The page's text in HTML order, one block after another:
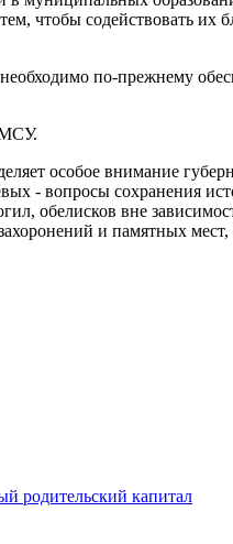
чтобы содействовать их
по-прежнему
особое внимание
- вопросы сохранения
обелисков вне
и памятных
родительский капитал